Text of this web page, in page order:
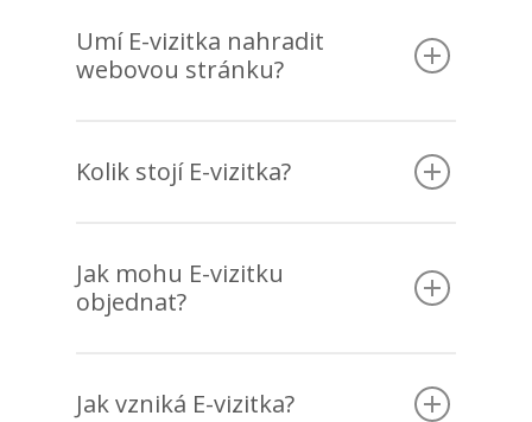
Umí E-vizitka nahradit
webovou stránku?
Kolik stojí E-vizitka?
Jak mohu E-vizitku
objednat?
Jak vzniká E-vizitka?